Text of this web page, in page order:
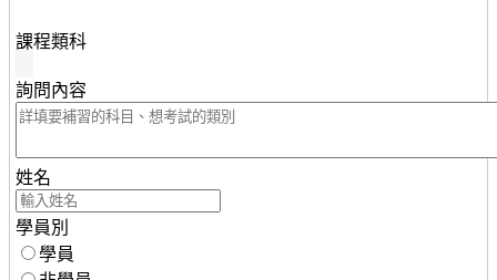
課程類科
詢問內容
姓名
學員別
學員